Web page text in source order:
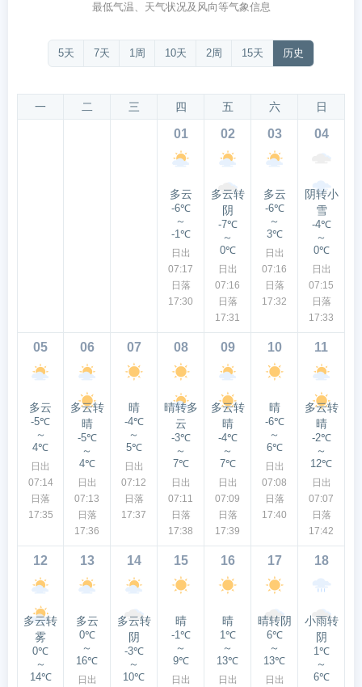
最低气温、天气状况及风向等气象信息
5天 7天 1周 10天 2周 15天 历史
一 二 三 四 五 六 日
01
多云
-6℃
～
-1℃
日出
07:17
日落
17:30
02
多云转
阴
-7℃
～
0℃
日出
07:16
日落
17:31
03
多云
-6℃
～
3℃
日出
07:16
日落
17:32
04
阴转小
雪
-4℃
～
0℃
日出
07:15
日落
17:33
05
多云
-5℃
～
4℃
日出
07:14
日落
17:35
06
多云转
晴
-5℃
～
4℃
日出
07:13
日落
17:36
07
晴
-4℃
～
5℃
日出
07:12
日落
17:37
08
晴转多
云
-3℃
～
7℃
日出
07:11
日落
17:38
09
多云转
晴
-4℃
～
7℃
日出
07:09
日落
17:39
10
晴
-6℃
～
6℃
日出
07:08
日落
17:40
11
多云转
晴
-2℃
～
12℃
日出
07:07
日落
17:42
12
多云转
雾
0℃
～
14℃
13
多云
0℃
～
16℃
日出
14
多云转
阴
-3℃
～
10℃
15
晴
-1℃
～
9℃
日出
16
晴
1℃
～
13℃
日出
17
晴转阴
6℃
～
13℃
日出
18
小雨转
阴
1℃
～
6℃